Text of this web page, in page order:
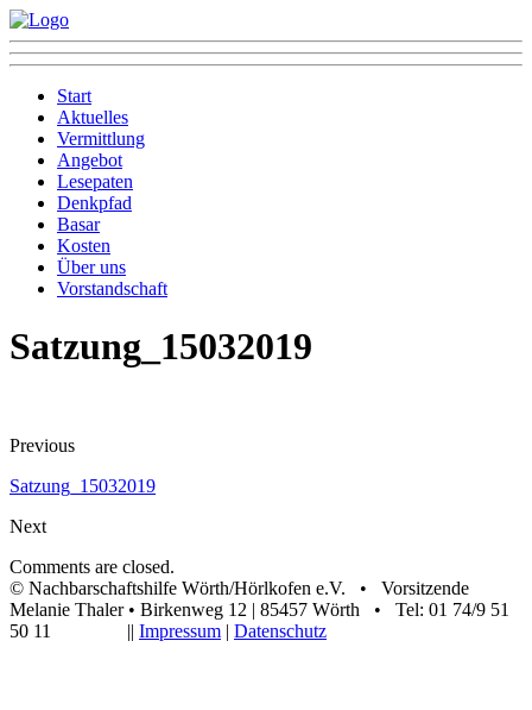
Start
Aktuelles
Vermittlung
Angebot
Lesepaten
Denkpfad
Basar
Kosten
Über uns
Vorstandschaft
Satzung_15032019
Previous
Satzung_15032019
Next
Comments are closed.
© Nachbarschaftshilfe Wörth/Hörlkofen e.V. • Vorsitzende
Melanie Thaler • Birkenweg 12 | 85457 Wörth • Tel: 01 74/9 51
50 11 || Impressum | Datenschutz